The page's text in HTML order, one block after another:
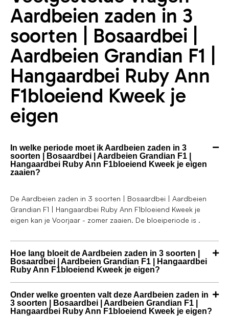
Aardbeien zaden in 3
soorten | Bosaardbei |
Aardbeien Grandian F1 |
Hangaardbei Ruby Ann
F1bloeiend Kweek je
eigen
In welke periode moet ik Aardbeien zaden in 3
soorten | Bosaardbei | Aardbeien Grandian F1 |
Hangaardbei Ruby Ann F1bloeiend Kweek je eigen
zaaien?
De Aardbeien zaden in 3 soorten | Bosaardbei | Aardbeien
Grandian F1 | Hangaardbei Ruby Ann F1bloeiend Kweek je
eigen kan je Voorjaar - zomer zaaien. De bloeiperiode is .
Hoe lang bloeit de Aardbeien zaden in 3 soorten |
Bosaardbei | Aardbeien Grandian F1 | Hangaardbei
Ruby Ann F1bloeiend Kweek je eigen?
Onder welke groenten valt deze Aardbeien zaden in
3 soorten | Bosaardbei | Aardbeien Grandian F1 |
Hangaardbei Ruby Ann F1bloeiend Kweek je eigen?